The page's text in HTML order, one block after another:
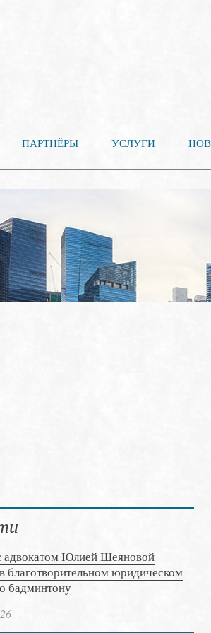
ПАРТНЁРЫ УСЛУГИ
адвокатом Юлией Шеяновой
благотворительном юридическом
бадминтону